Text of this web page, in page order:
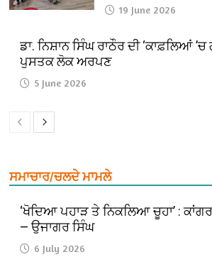
19 June 2026
ਡਾ. ਨਿਸ਼ਾਨ ਸਿੰਘ ਰਾਠੌਰ ਦੀ ‘ਕਾਫ਼ਲਿਆਂ
ਪੁਸਤਕ ਲੋਕ ਅਰਪਣ
5 June 2026
ਸਮਾਚਾਰ/ਚਲਦੇ ਮਾਮਲੇ
‘ਖੋਦਿਆ ਪਹਾੜ ਤੇ ਨਿਕਲਿਆ ਚੂਹਾ’ :
— ਉਜਾਗਰ ਸਿੰਘ
6 July 2026